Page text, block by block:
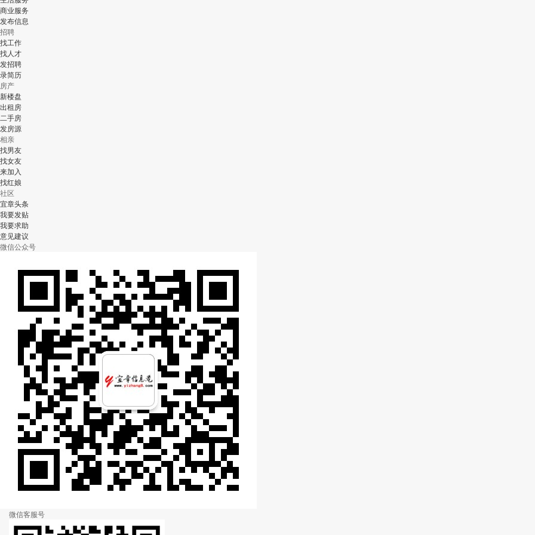
商业服务
发布信息
招聘
找工作
找人才
发招聘
录简历
房产
新楼盘
出租房
二手房
发房源
相亲
找男友
找女友
来加入
找红娘
社区
宜章头条
我要发贴
我要求助
意见建议
微信公众号
微信客服号